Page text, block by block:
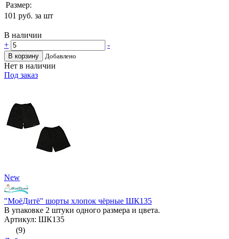
Размер:
101 руб. за шт
В наличии
+
-
В корзину Добавлено
Нет в наличии
Под заказ
New
"МоёДитё" шорты хлопок чёрные ШК135
В упаковке 2 штуки одного размера и цвета.
Артикул: ШК135
(9)